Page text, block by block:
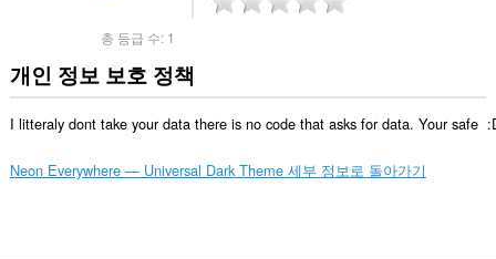
총 등급 수: 1
개인 정보 보호 정책
I litteraly dont take your data there is no code that asks for data. Your safe
Neon Everywhere — Universal Dark Theme 세부 정보로 돌아가기